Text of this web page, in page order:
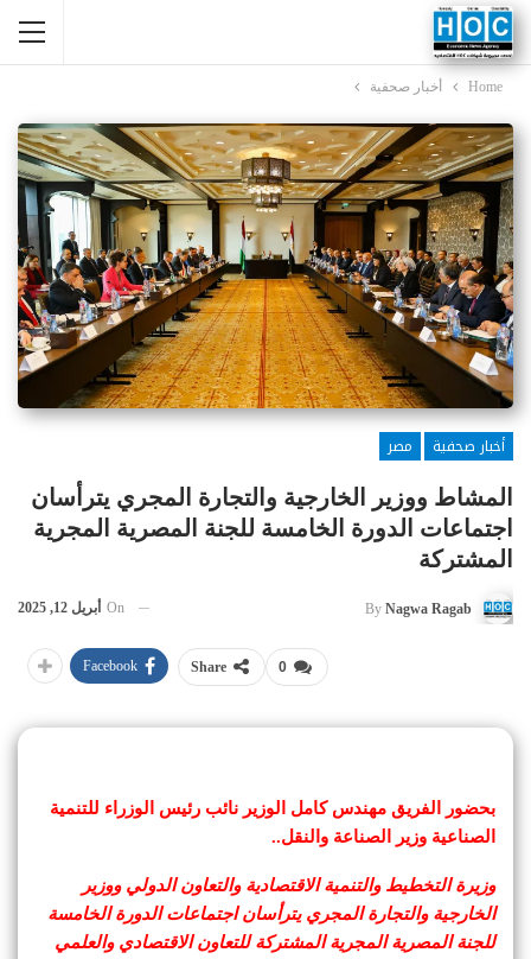
Home أخبار صحفية
أخبار صحفية
مصر
المشاط ووزير الخارجية والتجارة المجري يترأسان
اجتماعات الدورة الخامسة للجنة المصرية المجرية
المشتركة
By Nagwa Ragab
On أبريل 12, 2025
0
Share
Facebook
بحضور الفريق مهندس كامل الوزير نائب رئيس الوزراء للتنمية
الصناعية وزير الصناعة والنقل..
وزيرة التخطيط والتنمية الاقتصادية والتعاون الدولي ووزير
الخارجية والتجارة المجري يترأسان اجتماعات الدورة الخامسة
للجنة المصرية المجرية المشتركة للتعاون الاقتصادي والعلمي